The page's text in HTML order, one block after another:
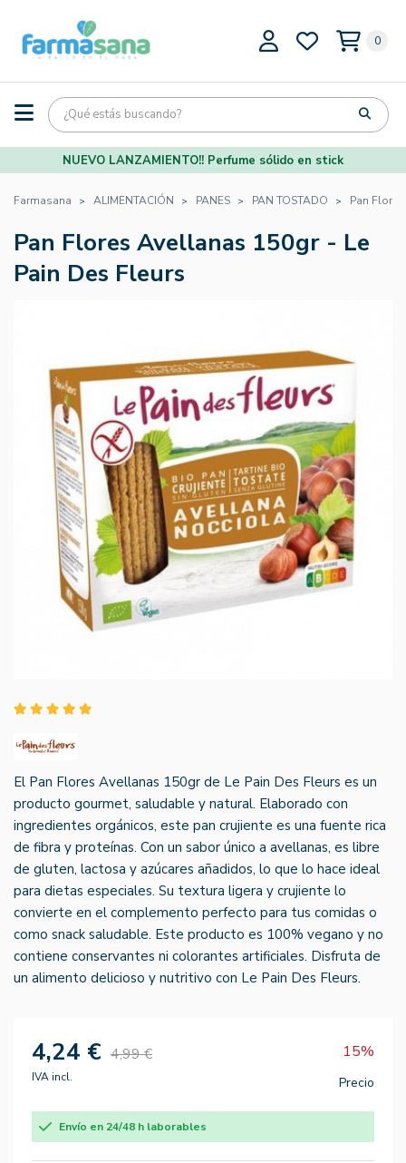
0
NUEVO LANZAMIENTO!! Perfume sólido en stick
Farmasana ALIMENTACIÓN PANES PAN TOSTADO Pan
Pan Flores Avellanas 150gr - Le
Pain Des Fleurs
El Pan Flores Avellanas 150gr de Le Pain Des Fleurs es un
producto gourmet, saludable y natural. Elaborado con
ingredientes orgánicos, este pan crujiente es una fuente rica
de fibra y proteínas. Con un sabor único a avellanas, es libre
de gluten, lactosa y azúcares añadidos, lo que lo hace ideal
para dietas especiales. Su textura ligera y crujiente lo
convierte en el complemento perfecto para tus comidas o
como snack saludable. Este producto es 100% vegano y no
contiene conservantes ni colorantes artificiales. Disfruta de
un alimento delicioso y nutritivo con Le Pain Des Fleurs.
4,24 € 4,99 € 15%
IVA incl. Precio
Envío en 24/48 h laborables